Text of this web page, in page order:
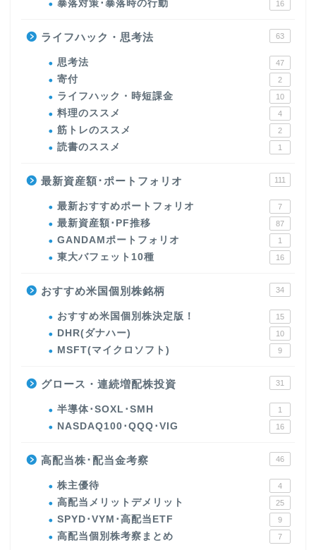
暴落対策･暴落時の行動 16
ライフハック・思考法 63
思考法 47
寄付 2
ライフハック・時短課金 10
料理のススメ 4
筋トレのススメ 2
読書のススメ 1
最新資産額･ポートフォリオ 111
最新おすすめポートフォリオ 7
最新資産額･PF推移 87
GANDAMポートフォリオ 1
東大バフェット10種 16
おすすめ米国個別株銘柄 34
おすすめ米国個別株決定版！ 15
DHR(ダナハー) 10
MSFT(マイクロソフト) 9
グロース・連続増配株投資 31
半導体･SOXL･SMH 1
NASDAQ100･QQQ･VIG 16
高配当株･配当金考察 46
株主優待 4
高配当メリットデメリット 25
SPYD･VYM･高配当ETF 9
高配当個別株考察まとめ 7